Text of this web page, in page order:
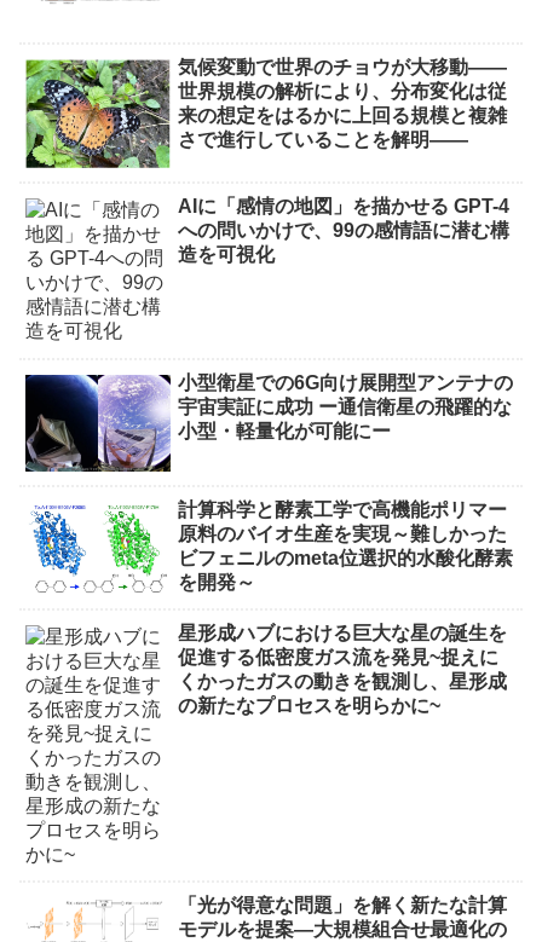
気候変動で世界のチョウが大移動――
世界規模の解析により、分布変化は従
来の想定をはるかに上回る規模と複雑
さで進行していることを解明――
AIに「感情の地図」を描かせる GPT-4
への問いかけで、99の感情語に潜む構
造を可視化
小型衛星での6G向け展開型アンテナの
宇宙実証に成功 ー通信衛星の飛躍的な
小型・軽量化が可能にー
計算科学と酵素工学で高機能ポリマー
原料のバイオ生産を実現～難しかった
ビフェニルのmeta位選択的水酸化酵素
を開発～
星形成ハブにおける巨大な星の誕生を
促進する低密度ガス流を発見~捉えに
くかったガスの動きを観測し、星形成
の新たなプロセスを明らかに~
「光が得意な問題」を解く新たな計算
モデルを提案―大規模組合せ最適化の